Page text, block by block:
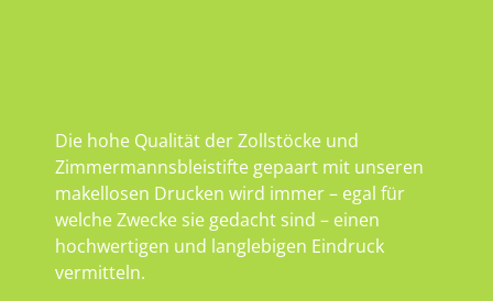
Die hohe Qualität der Zollstöcke und
Zimmermannsbleistifte gepaart mit unseren
makellosen Drucken wird immer – egal für
welche Zwecke sie gedacht sind – einen
hochwertigen und langlebigen Eindruck
vermitteln.